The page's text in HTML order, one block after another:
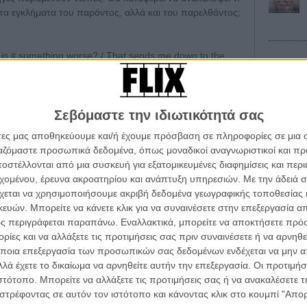
Σεβόμαστε την ιδιωτικότητά σας
μας αποθηκεύουμε και/ή έχουμε πρόσβαση σε πληροφορίες σε
προσωπικά δεδομένα, όπως μοναδικοί αναγνωριστικοί και
από μια συσκευή για εξατομικευμένες διαφημίσεις και
έρευνα ακροατηρίου και ανάπτυξη υπηρεσιών. Με την άδειά
να χρησιμοποιήσουμε ακριβή δεδομένα γεωγραφικής τοποθεσίας
Μπορείτε να κάνετε κλικ για να συναινέσετε στην επεξεργασία
περιγράφεται παραπάνω. Εναλλακτικά, μπορείτε να αποκτήσετε
και να αλλάξετε τις προτιμήσεις σας πριν συναινέσετε ή να
επεξεργασία των προσωπικών σας δεδομένων ενδέχεται να μην
έχετε το δικαίωμα να αρνηθείτε αυτήν την επεξεργασία. Οι
Μπορείτε να αλλάξετε τις προτιμήσεις σας ή να ανακαλέσετε
σε αυτόν τον ιστότοπο και κάνοντας κλικ στο κουμπί
εγκλήματα του παρόντος, αλλά και του παρελθόντος;
it something worse? / That sends me down to the
οι στίχοι του κλασικού «The River» του
λογοτεχνία, την ποίηση, την μουσική, το σινεμά, το
δύναμη. Οταν ξεραίνεται η γη, όταν
αφυδατώνεται κάθε ελπίδα. Στραγγίζεται η
«The Dry» (2016), το best seller της Τζέιν Χάρπερ,
Χάρι Κριπς και Ρόμπερτ Κόνολι, με τον τελευταίο
συνθέτει μία πλούσια σε αποκαλύψεις και
της δεν επιστρέφει στη γενέτειρά του για να λύσει
ξεναγήσει στην κατάρα ενός άνυδρου τόπου,
στην απελπισία και τα εγκλήματα έχουν ένα βαρύ
φωτογραφίας Στέφαν Ντούσιο, περιπλανεί το
εύφορου ποταμού, ξεβάφει με επιθετικό καυτό
πλάνα του - έρημα χωράφια, άδειοι δρόμοι, κλειστά
Μπέλα
Μια Θέση
A Place
Τζορτζ
Οδύσσεια
The
Ψηλά
Tacones
Πέδρο
Ο